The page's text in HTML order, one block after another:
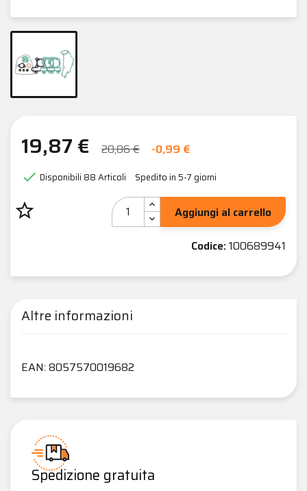
19,87 € 20,86 € -0,99 €
 Disponibili 88 Articoli Spedito in 5-7 giorni
star_border
Aggiungi al carrello
Codice:100689941
Altre informazioni
EAN: 8057570019682
Spedizione gratuita